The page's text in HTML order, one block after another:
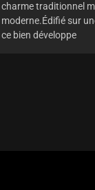
charme traditionnel
moderne.Édifié sur
ce bien développe